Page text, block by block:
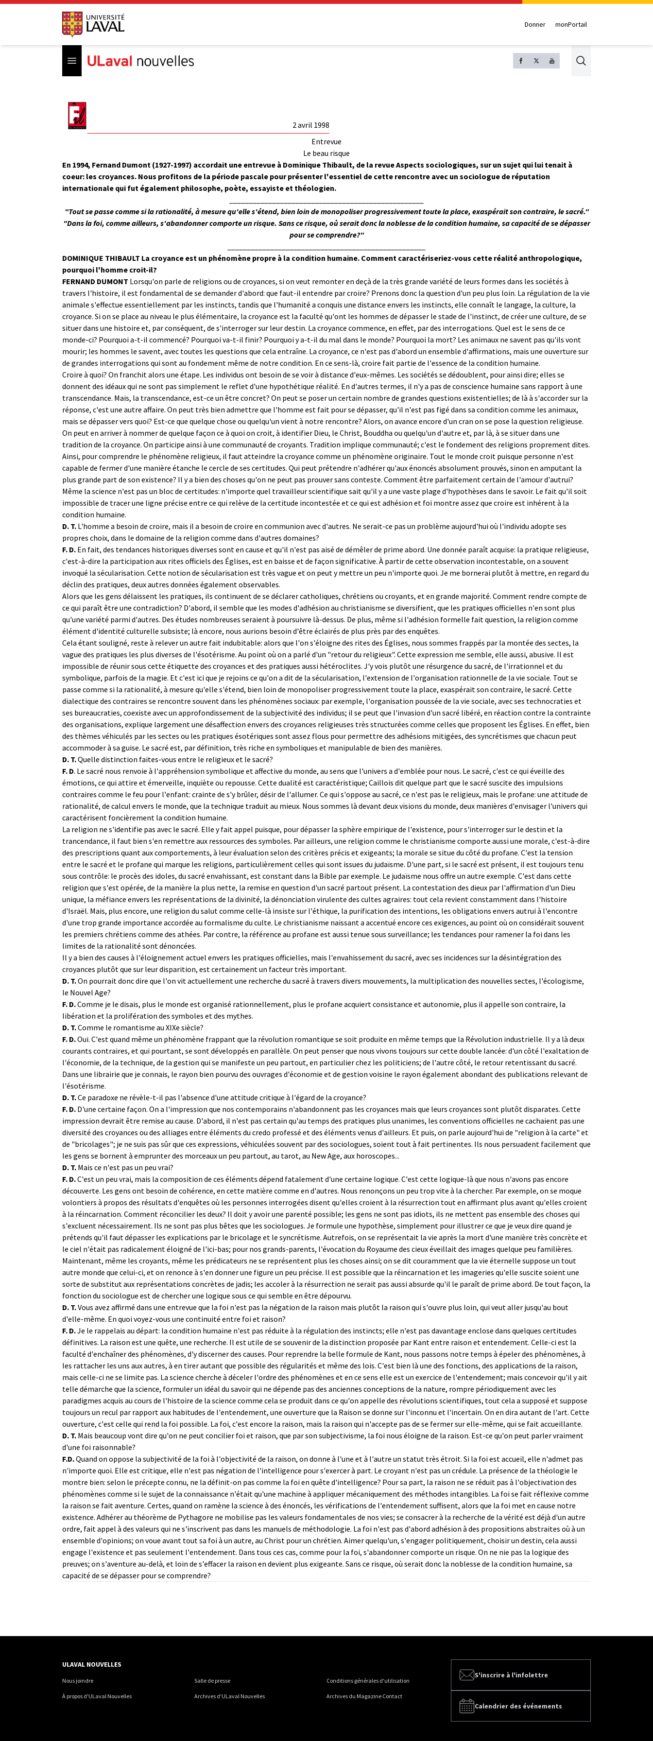
Donner monPortail
Open menu Search
2 avril 1998
Entrevue
Le beau risque
En 1994, Fernand Dumont (1927-1997) accordait une entrevue à Dominique Thibault, de la revue Aspects sociologiques, sur un sujet qui lui tenait à
coeur: les croyances. Nous profitons de la période pascale pour présenter l'essentiel de cette rencontre avec un sociologue de réputation
internationale qui fut également philosophe, poète, essayiste et théologien.
"Tout se passe comme si la rationalité, à mesure qu'elle s'étend, bien loin de monopoliser progressivement toute la place, exaspérait son contraire, le sacré."
"Dans la foi, comme ailleurs, s'abandonner comporte un risque. Sans ce risque, où serait donc la noblesse de la condition humaine, sa capacité de se dépasser
pour se comprendre?"
DOMINIQUE THIBAULT La croyance est un phénomène propre à la condition humaine. Comment caractériseriez-vous cette réalité anthropologique,
pourquoi l'homme croit-il?
FERNAND DUMONT Lorsqu'on parle de religions ou de croyances, si on veut remonter en deçà de la très grande variété de leurs formes dans les sociétés à
travers l'histoire, il est fondamental de se demander d'abord: que faut-il entendre par croire? Prenons donc la question d'un peu plus loin. La régulation de la vie
animale s'effectue essentiellement par les instincts, tandis que l'humanité a conquis une distance envers les instincts, elle connaît le langage, la culture, la
croyance. Si on se place au niveau le plus élémentaire, la croyance est la faculté qu'ont les hommes de dépasser le stade de l'instinct, de créer une culture, de se
situer dans une histoire et, par conséquent, de s'interroger sur leur destin. La croyance commence, en effet, par des interrogations. Quel est le sens de ce
monde-ci? Pourquoi a-t-il commencé? Pourquoi va-t-il finir? Pourquoi y a-t-il du mal dans le monde? Pourquoi la mort? Les animaux ne savent pas qu'ils vont
mourir; les hommes le savent, avec toutes les questions que cela entraîne. La croyance, ce n'est pas d'abord un ensemble d'affirmations, mais une ouverture sur
de grandes interrogations qui sont au fondement même de notre condition. En ce sens-là, croire fait partie de l'essence de la condition humaine.
Croire à quoi? On franchit alors une étape. Les individus ont besoin de se voir à distance d'eux-mêmes. Les sociétés se dédoublent, pour ainsi dire; elles se
donnent des idéaux qui ne sont pas simplement le reflet d'une hypothétique réalité. En d'autres termes, il n'y a pas de conscience humaine sans rapport à une
transcendance. Mais, la transcendance, est-ce un être concret? On peut se poser un certain nombre de grandes questions existentielles; de là à s'accorder sur la
réponse, c'est une autre affaire. On peut très bien admettre que l'homme est fait pour se dépasser, qu'il n'est pas figé dans sa condition comme les animaux,
mais se dépasser vers quoi? Est-ce que quelque chose ou quelqu'un vient à notre rencontre? Alors, on avance encore d'un cran on se pose la question religieuse.
On peut en arriver à nommer de quelque façon ce à quoi on croit, à identifier Dieu, le Christ, Bouddha ou quelqu'un d'autre et, par là, à se situer dans une
tradition de la croyance. On participe ainsi à une communauté de croyants. Tradition implique communauté; c'est le fondement des religions proprement dites.
Ainsi, pour comprendre le phénomène religieux, il faut atteindre la croyance comme un phénomène originaire. Tout le monde croit puisque personne n'est
capable de fermer d'une manière étanche le cercle de ses certitudes. Qui peut prétendre n'adhérer qu'aux énoncés absolument prouvés, sinon en amputant la
plus grande part de son existence? Il y a bien des choses qu'on ne peut pas prouver sans conteste. Comment être parfaitement certain de l'amour d'autrui?
Même la science n'est pas un bloc de certitudes: n'importe quel travailleur scientifique sait qu'il y a une vaste plage d'hypothèses dans le savoir. Le fait qu'il soit
impossible de tracer une ligne précise entre ce qui relève de la certitude incontestée et ce qui est adhésion et foi montre assez que croire est inhérent à la
condition humaine.
D. T. L'homme a besoin de croire, mais il a besoin de croire en communion avec d'autres. Ne serait-ce pas un problème aujourd'hui où l'individu adopte ses
propres choix, dans le domaine de la religion comme dans d'autres domaines?
F. D. En fait, des tendances historiques diverses sont en cause et qu'il n'est pas aisé de démêler de prime abord. Une donnée paraît acquise: la pratique religieuse,
c'est-à-dire la participation aux rites officiels des Églises, est en baisse et de façon significative. À partir de cette observation incontestable, on a souvent
invoqué la sécularisation. Cette notion de sécularisation est très vague et on peut y mettre un peu n'importe quoi. Je me bornerai plutôt à mettre, en regard du
déclin des pratiques, deux autres données également observables.
Alors que les gens délaissent les pratiques, ils continuent de se déclarer catholiques, chrétiens ou croyants, et en grande majorité. Comment rendre compte de
ce qui paraît être une contradiction? D'abord, il semble que les modes d'adhésion au christianisme se diversifient, que les pratiques officielles n'en sont plus
qu'une variété parmi d'autres. Des études nombreuses seraient à poursuivre là-dessus. De plus, même si l'adhésion formelle fait question, la religion comme
élément d'identité culturelle subsiste; là encore, nous aurions besoin d'être éclairés de plus près par des enquêtes.
Cela étant souligné, reste à relever un autre fait indubitable: alors que l'on s'éloigne des rites des Églises, nous sommes frappés par la montée des sectes, la
vague des pratiques les plus diverses de l'ésotérisme. Au point où on a parlé d'un "retour du religieux". Cette expression me semble, elle aussi, abusive. Il est
impossible de réunir sous cette étiquette des croyances et des pratiques aussi hétéroclites. J'y vois plutôt une résurgence du sacré, de l'irrationnel et du
symbolique, parfois de la magie. Et c'est ici que je rejoins ce qu'on a dit de la sécularisation, l'extension de l'organisation rationnelle de la vie sociale. Tout se
passe comme si la rationalité, à mesure qu'elle s'étend, bien loin de monopoliser progressivement toute la place, exaspérait son contraire, le sacré. Cette
dialectique des contraires se rencontre souvent dans les phénomènes sociaux: par exemple, l'organisation poussée de la vie sociale, avec ses technocraties et
ses bureaucraties, coexiste avec un approfondissement de la subjectivité des individus; il se peut que l'invasion d'un sacré libéré, en réaction contre la contrainte
des organisations, explique largement une désaffection envers des croyances religieuses très structurées comme celles que proposent les Églises. En effet, bien
des thèmes véhiculés par les sectes ou les pratiques ésotériques sont assez flous pour permettre des adhésions mitigées, des syncrétismes que chacun peut
accommoder à sa guise. Le sacré est, par définition, très riche en symboliques et manipulable de bien des manières.
D. T.Quelle distinction faites-vous entre le religieux et le sacré?
F. D. Le sacré nous renvoie à l'appréhension symbolique et affective du monde, au sens que l'univers a d'emblée pour nous. Le sacré, c'est ce qui éveille des
émotions, ce qui attire et émerveille, inquiète ou repousse. Cette dualité est caractéristique; Caillois dit quelque part que le sacré suscite des impulsions
contraires comme le feu pour l'enfant: crainte de s'y brûler, désir de l'allumer. Ce qui s'oppose au sacré, ce n'est pas le religieux, mais le profane: une attitude de
rationalité, de calcul envers le monde, que la technique traduit au mieux. Nous sommes là devant deux visions du monde, deux manières d'envisager l'univers qui
caractérisent foncièrement la condition humaine.
La religion ne s'identifie pas avec le sacré. Elle y fait appel puisque, pour dépasser la sphère empirique de l'existence, pour s'interroger sur le destin et la
trancendance, il faut bien s'en remettre aux ressources des symboles. Par ailleurs, une religion comme le christianisme comporte aussi une morale, c'est-à-dire
des prescriptions quant aux comportements, à leur évaluation selon des critères précis et exigeants; la morale se situe du côté du profane. C'est la tension
entre le sacré et le profane qui marque les religions, particulièrement celles qui sont issues du judaïsme. D'une part, si le sacré est présent, il est toujours tenu
sous contrôle: le procès des idoles, du sacré envahissant, est constant dans la Bible par exemple. Le judaïsme nous offre un autre exemple. C'est dans cette
religion que s'est opérée, de la manière la plus nette, la remise en question d'un sacré partout présent. La contestation des dieux par l'affirmation d'un Dieu
unique, la méfiance envers les représentations de la divinité, la dénonciation virulente des cultes agraires: tout cela revient constamment dans l'histoire
d'Israël. Mais, plus encore, une religion du salut comme celle-là insiste sur l'éthique, la purification des intentions, les obligations envers autrui à l'encontre
d'une trop grande importance accordée au formalisme du culte. Le christianisme naissant a accentué encore ces exigences, au point où on considérait souvent
les premiers chrétiens comme des athées. Par contre, la référence au profane est aussi tenue sous surveillance; les tendances pour ramener la foi dans les
limites de la rationalité sont dénoncées.
Il y a bien des causes à l'éloignement actuel envers les pratiques officielles, mais l'envahissement du sacré, avec ses incidences sur la désintégration des
croyances plutôt que sur leur disparition, est certainement un facteur très important.
D. T.On pourrait donc dire que l'on vit actuellement une recherche du sacré à travers divers mouvements, la multiplication des nouvelles sectes, l'écologisme,
le Nouvel Age?
F. D.Comme je le disais, plus le monde est organisé rationnellement, plus le profane acquiert consistance et autonomie, plus il appelle son contraire, la
libération et la prolifération des symboles et des mythes.
D. T.Comme le romantisme au XIXe siècle?
F. D.Oui. C'est quand même un phénomène frappant que la révolution romantique se soit produite en même temps que la Révolution industrielle. Il y a là deux
courants contraires, et qui pourtant, se sont développés en parallèle. On peut penser que nous vivons toujours sur cette double lancée: d'un côté l'exaltation de
l'économie, de la technique, de la gestion qui se manifeste un peu partout, en particulier chez les politiciens; de l'autre côté, le retour retentissant du sacré.
Dans une librairie que je connais, le rayon bien pourvu des ouvrages d'économie et de gestion voisine le rayon également abondant des publications relevant de
l'ésotérisme.
D. T.Ce paradoxe ne révèle-t-il pas l'absence d'une attitude critique à l'égard de la croyance?
F. D. D'une certaine façon. On a l'impression que nos contemporains n'abandonnent pas les croyances mais que leurs croyances sont plutôt disparates. Cette
impression devrait être remise au cause. D'abord, il n'est pas certain qu'au temps des pratiques plus unanimes, les conventions officielles ne cachaient pas une
diversité des croyances ou des alliages entre éléments du credo professé et des éléments venus d'ailleurs. Et puis, on parle aujourd'hui de "religion à la carte" et
de "bricolages"; je ne suis pas sûr que ces expressions, véhiculées souvent par des sociologues, soient tout à fait pertinentes. Ils nous persuadent facilement que
les gens se bornent à emprunter des morceaux un peu partout, au tarot, au New Age, aux horoscopes...
D. T. Mais ce n'est pas un peu vrai?
F. D.C'est un peu vrai, mais la composition de ces éléments dépend fatalement d'une certaine logique. C'est cette logique-là que nous n'avons pas encore
découverte. Les gens ont besoin de cohérence, en cette matière comme en d'autres. Nous renonçons un peu trop vite à la chercher. Par exemple, on se moque
volontiers à propos des résultats d'enquêtes où les personnes interrogées disent qu'elles croient à la résurrection tout en affirmant plus avant qu'elles croient
à la réincarnation. Comment réconcilier les deux? Il doit y avoir une parenté possible; les gens ne sont pas idiots, ils ne mettent pas ensemble des choses qui
s'excluent nécessairement. Ils ne sont pas plus bêtes que les sociologues. Je formule une hypothèse, simplement pour illustrer ce que je veux dire quand je
prétends qu'il faut dépasser les explications par le bricolage et le syncrétisme. Autrefois, on se représentait la vie après la mort d'une manière très concrète et
le ciel n'était pas radicalement éloigné de l'ici-bas; pour nos grands-parents, l'évocation du Royaume des cieux éveillait des images quelque peu familières.
Maintenant, même les croyants, même les prédicateurs ne se représentent plus les choses ainsi; on se dit couramment que la vie éternelle suppose un tout
autre monde que celui-ci, et on renonce à s'en donner une figure un peu précise. Il est possible que la réincarnation et les imageries qu'elle suscite soient une
sorte de substitut aux représentations concrètes de jadis; les accoler à la résurrection ne serait pas aussi absurde qu'il le paraît de prime abord. De tout façon, la
fonction du sociologue est de chercher une logique sous ce qui semble en être dépourvu.
D. T.Vous avez affirmé dans une entrevue que la foi n'est pas la négation de la raison mais plutôt la raison qui s'ouvre plus loin, qui veut aller jusqu'au bout
d'elle-même. En quoi voyez-vous une continuité entre foi et raison?
F. D.Je le rappelais au départ: la condition humaine n'est pas réduite à la régulation des instincts; elle n'est pas davantage enclose dans quelques certitudes
définitives. La raison est une quête, une recherche. Il est utile de se souvenir de la distinction proposée par Kant entre raison et entendement. Celle-ci est la
faculté d'enchaîner des phénomènes, d'y discerner des causes. Pour reprendre la belle formule de Kant, nous passons notre temps à épeler des phénomènes, à
les rattacher les uns aux autres, à en tirer autant que possible des régularités et même des lois. C'est bien là une des fonctions, des applications de la raison,
mais celle-ci ne se limite pas. La science cherche à déceler l'ordre des phénomènes et en ce sens elle est un exercice de l'entendement; mais concevoir qu'il y ait
telle démarche que la science, formuler un idéal du savoir qui ne dépende pas des anciennes conceptions de la nature, rompre périodiquement avec les
paradigmes acquis au cours de l'histoire de la science comme cela se produit dans ce qu'on appelle des révolutions scientifiques, tout cela a supposé et suppose
toujours un recul par rapport aux habitudes de l'entendement, une ouverture que la Raison se donne sur l'inconnu et l'incertain. On en dira autant de l'art. Cette
ouverture, c'est celle qui rend la foi possible. La foi, c'est encore la raison, mais la raison qui n'accepte pas de se fermer sur elle-même, qui se fait accueillante.
D. T. Mais beaucoup vont dire qu'on ne peut concilier foi et raison, que par son subjectivisme, la foi nous éloigne de la raison. Est-ce qu'on peut parler vraiment
d'une foi raisonnable?
F.D.Quand on oppose la subjectivité de la foi à l'objectivité de la raison, on donne à l'une et à l'autre un statut très étroit. Si la foi est accueil, elle n'admet pas
n'importe quoi. Elle est critique, elle n'est pas négation de l'intelligence pour s'exercer à part. Le croyant n'est pas un crédule. La présence de la théologie le
montre bien: selon le précepte connu, ne la définit-on pas comme la foi en quête d'intelligence? Pour sa part, la raison ne se réduit pas à l'objectivation des
phénomènes comme si le sujet de la connaissance n'était qu'une machine à appliquer mécaniquement des méthodes intangibles. La foi se fait réflexive comme
la raison se fait aventure. Certes, quand on ramène la science à des énoncés, les vérifications de l'entendement suffisent, alors que la foi met en cause notre
existence. Adhérer au théorème de Pythagore ne mobilise pas les valeurs fondamentales de nos vies; se consacrer à la recherche de la vérité est déjà d'un autre
ordre, fait appel à des valeurs qui ne s'inscrivent pas dans les manuels de méthodologie. La foi n'est pas d'abord adhésion à des propositions abstraites où à un
ensemble d'opinions; on voue avant tout sa foi à un autre, au Christ pour un chrétien. Aimer quelqu'un, s'engager politiquement, choisir un destin, cela aussi
engage l'existence et pas seulement l'entendement. Dans tous ces cas, comme pour la foi, s'abandonner comporte un risque. On ne nie pas la logique des
preuves; on s'aventure au-delà, et loin de s'effacer la raison en devient plus exigeante. Sans ce risque, où serait donc la noblesse de la condition humaine, sa
capacité de se dépasser pour se comprendre?
S'inscrire à l'infolettre
Calendrier des événements
ULAVAL NOUVELLES
Nous joindre Salle de presse Conditions générales d'utilisation
À propos d'ULaval Nouvelles Archives d'ULaval Nouvelles Archives du Magazine Contact